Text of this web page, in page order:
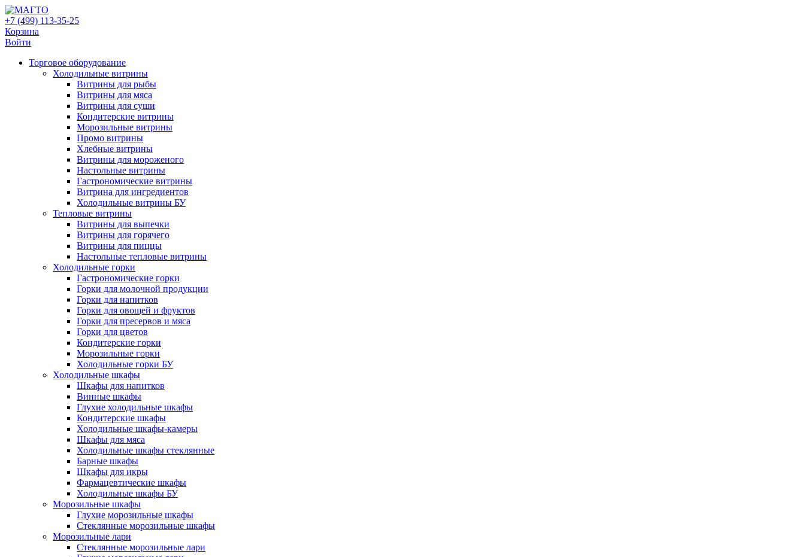
+7 (499) 113-35-25
Корзина
Войти
Свернуть/
развернуть
Торговое оборудованиe
Холодильные витрины
Витрины для рыбы
Витрины для мяса
Витрины для суши
Кондитерские витрины
Морозильные витрины
Промо витрины
Хлебные витрины
Витрины для мороженого
Настольные витрины
Гастрономические витрины
Витрина для ингредиентов
Холодильные витрины БУ
Тепловые витрины
Витрины для выпечки
Витрины для горячего
Витрины для пиццы
Настольные тепловые витрины
Холодильные горки
Гастрономические горки
Горки для молочной продукции
Горки для напитков
Горки для овощей и фруктов
Горки для пресервов и мяса
Горки для цветов
Кондитерские горки
Морозильные горки
Холодильные горки БУ
Холодильные шкафы
Шкафы для напитков
Винные шкафы
Глухие холодильные шкафы
Кондитерские шкафы
Холодильные шкафы-камеры
Шкафы для мяса
Холодильные шкафы стеклянные
Барные шкафы
Шкафы для икры
Фармацевтические шкафы
Холодильные шкафы БУ
Морозильные шкафы
Глухие морозильные шкафы
Стеклянные морозильные шкафы
Морозильные лари
Стеклянные морозильные лари